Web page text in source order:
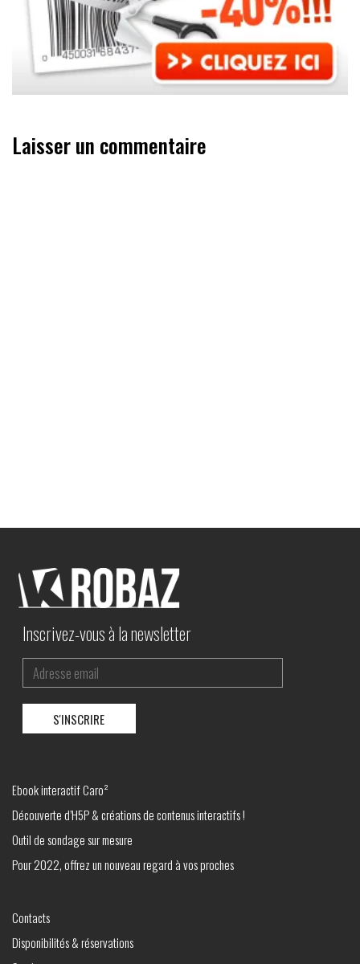
Laisser un commentaire
Inscrivez-vous à la newsletter
Ebook interactif Caro²
Découverte d’H5P & créations de contenus interactifs !
Outil de sondage sur mesure
Pour 2022, offrez un nouveau regard à vos proches
Contacts
Disponibilités & réservations